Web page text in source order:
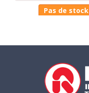
Pas de stock